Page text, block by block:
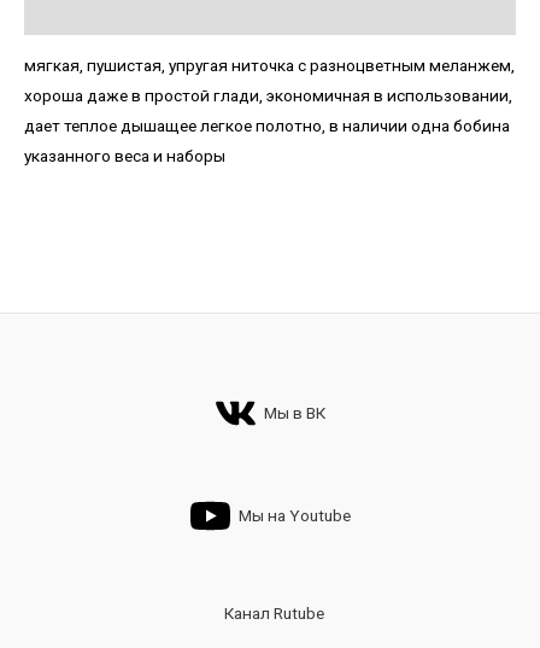
мягкая, пушистая, упругая ниточка с разноцветным меланжем,
хороша даже в простой глади, экономичная в использовании,
дает теплое дышащее легкое полотно, в наличии одна бобина
указанного веса и наборы
Мы в ВК
Мы на Youtube
Канал Rutube